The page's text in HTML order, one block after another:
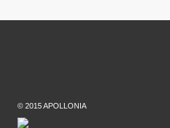
© 2015 APOLLONIA